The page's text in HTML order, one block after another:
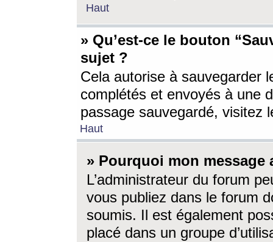
Haut
» Qu’est-ce le bouton
sujet ?
Cela autorise à sauvegarder
complétés et envoyés à une
passage sauvegardé, visitez
Haut
» Pourquoi mon message
L’administrateur du forum
vous publiez dans le forum
soumis. Il est également
placé dans un groupe